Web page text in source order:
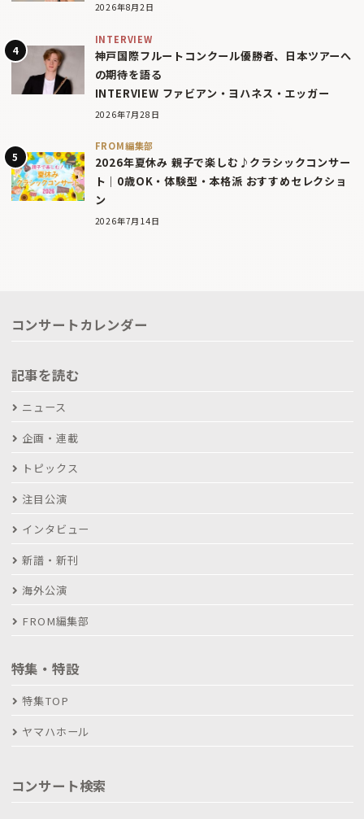
2026年8月2日
INTERVIEW
神戸国際フルートコンクール優勝者、日本ツアーへ
の期待を語る
INTERVIEW ファビアン・ヨハネス・エッガー
2026年7月28日
FROM編集部
2026年夏休み 親子で楽しむ♪クラシックコンサー
ト｜0歳OK・体験型・本格派 おすすめセレクショ
ン
2026年7月14日
コンサートカレンダー
記事を読む
ニュース
企画・連載
トピックス
注目公演
インタビュー
新譜・新刊
海外公演
FROM編集部
特集・特設
特集TOP
ヤマハホール
コンサート検索